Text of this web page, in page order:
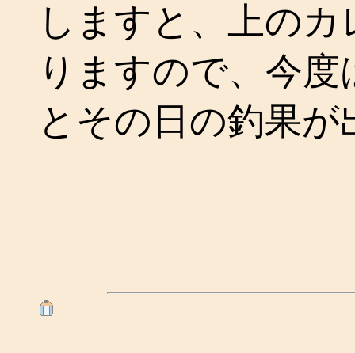
しますと、上の
りますので、今
とその日の釣果